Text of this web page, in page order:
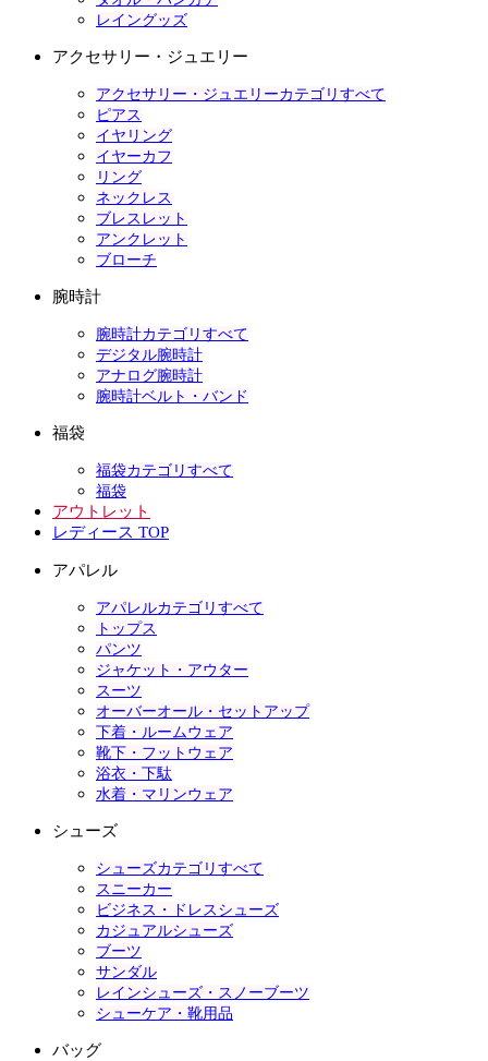
レイングッズ
アクセサリー・ジュエリー
アクセサリー・ジュエリーカテゴリすべて
ピアス
イヤリング
イヤーカフ
リング
ネックレス
ブレスレット
アンクレット
ブローチ
腕時計
腕時計カテゴリすべて
デジタル腕時計
アナログ腕時計
腕時計ベルト・バンド
福袋
福袋カテゴリすべて
福袋
アウトレット
レディース TOP
アパレル
アパレルカテゴリすべて
トップス
パンツ
ジャケット・アウター
スーツ
オーバーオール・セットアップ
下着・ルームウェア
靴下・フットウェア
浴衣・下駄
水着・マリンウェア
シューズ
シューズカテゴリすべて
スニーカー
ビジネス・ドレスシューズ
カジュアルシューズ
ブーツ
サンダル
レインシューズ・スノーブーツ
シューケア・靴用品
バッグ